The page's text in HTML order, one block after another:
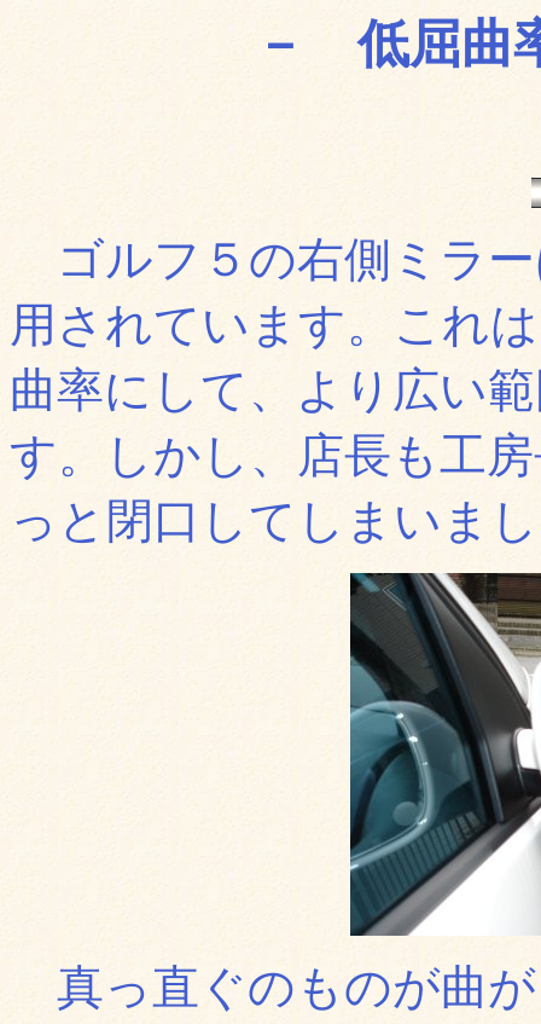
－ 低屈曲
ゴルフ５の右側ミラ
用されています。これ
曲率にして、より広い
す。しかし、店長も工
っと閉口してしまいま
真っ直ぐのものが曲